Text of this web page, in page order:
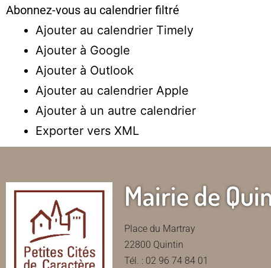
Abonnez-vous au calendrier filtré
Ajouter au calendrier Timely
Ajouter à Google
Ajouter à Outlook
Ajouter au calendrier Apple
Ajouter à un autre calendrier
Exporter vers XML
Mairie de
Place du Martray
22800 Quintin
Tél. : 02 96 74 84 01